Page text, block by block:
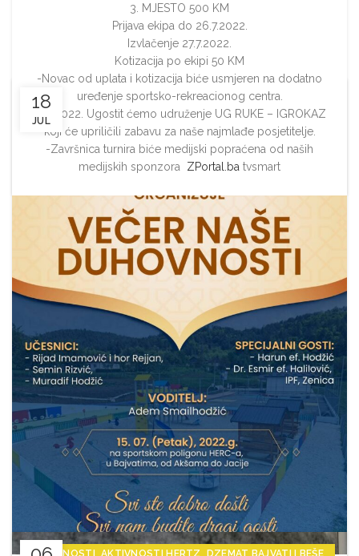
3. MJESTO 500 KM
Prijava ekipa do 26.7.2022.
Izvlačenje 27.7.2022.
Kotizacija po ekipi 50 KM
-Novac od uplata i kotizacija biće usmjeren na dodatno
uređenje sportsko-rekreacionog centra.
31.7.2022. Ugostit ćemo udruženje UG RUKE – IGROKAZ
koji će upriličili zabavu za naše najmlađe posjetitelje.
-Završnica turnira biće medijski popraćena od naših
medijskih sponzora ZPortal.ba tvsmart
18
JUL
AKTIVNOSTI AKTIVNOSTI HERTZ DZEMAT BAJVATI I BEŠE